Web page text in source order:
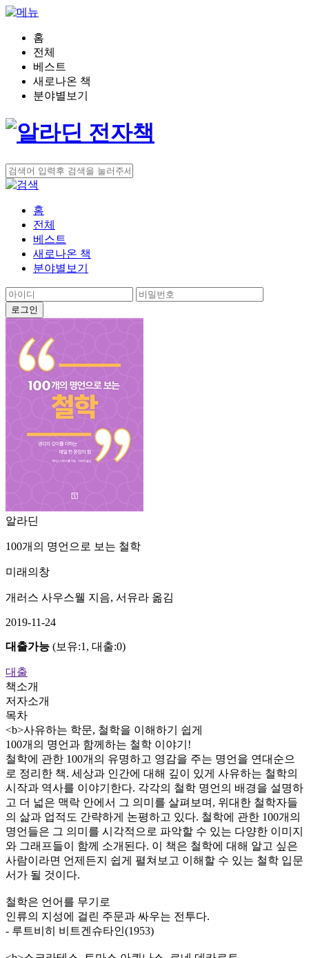
홈
전체
베스트
새로나온 책
분야별보기
홈
전체
베스트
새로나온 책
분야별보기
알라딘
100개의 명언으로 보는 철학
미래의창
개러스 사우스웰 지음, 서유라 옮김
2019-11-24
대출가능 (보유:1, 대출:0)
대출
책소개
저자소개
목차
<b>사유하는 학문, 철학을 이해하기 쉽게
100개의 명언과 함께하는 철학 이야기!
철학에 관한 100개의 유명하고 영감을 주는 명언을 연대순으
로 정리한 책. 세상과 인간에 대해 깊이 있게 사유하는 철학의
시작과 역사를 이야기한다. 각각의 철학 명언의 배경을 설명하
고 더 넓은 맥락 안에서 그 의미를 살펴보며, 위대한 철학자들
의 삶과 업적도 간략하게 논평하고 있다. 철학에 관한 100개의
명언들은 그 의미를 시각적으로 파악할 수 있는 다양한 이미지
와 그래프들이 함께 소개된다. 이 책은 철학에 대해 알고 싶은
사람이라면 언제든지 쉽게 펼쳐보고 이해할 수 있는 철학 입문
서가 될 것이다.
철학은 언어를 무기로
인류의 지성에 걸린 주문과 싸우는 전투다.
- 루트비히 비트겐슈타인(1953)